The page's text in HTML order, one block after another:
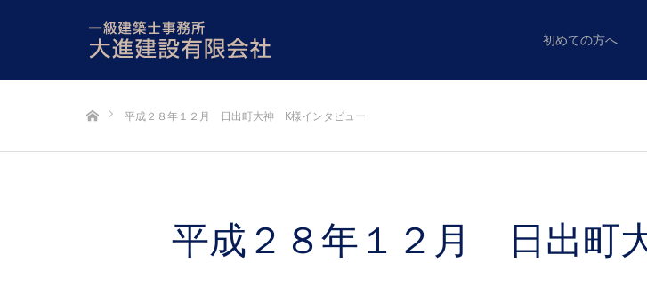
初めての方へ
平成２８年１２月 日出町大神 K様インタビュー
平成２８年１２月 日出町